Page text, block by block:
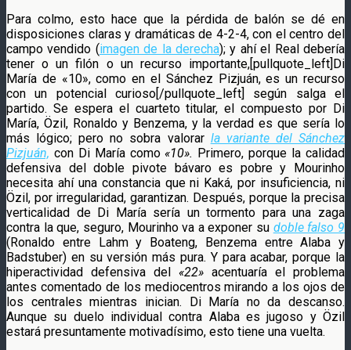
Para colmo, esto hace que la pérdida de balón se dé en
disposiciones claras y dramáticas de 4-2-4, con el centro del
campo vendido (imagen de la derecha); y ahí el Real debería
tener o un filón o un recurso importante,[pullquote_left]Di
María de «10», como en el Sánchez Pizjuán, es un recurso
con un potencial curioso[/pullquote_left] según salga el
partido. Se espera el cuarteto titular, el compuesto por Di
María, Özil, Ronaldo y Benzema, y la verdad es que sería lo
más lógico; pero no sobra valorar la variante del Sánchez
Pizjuán, con Di María como«10». Primero, porque la calidad
defensiva del doble pivote bávaro es pobre y Mourinho
necesita ahí una constancia que ni Kaká, por insuficiencia, ni
Özil, por irregularidad, garantizan. Después, porque la precisa
verticalidad de Di María sería un tormento para una zaga
contra la que, seguro, Mourinho va a exponer su doble falso 9
(Ronaldo entre Lahm y Boateng, Benzema entre Alaba y
Badstuber) en su versión más pura. Y para acabar, porque la
hiperactividad defensiva del «22» acentuaría el problema
antes comentado de los mediocentros mirando a los ojos de
los centrales mientras inician. Di María no da descanso.
Aunque su duelo individual contra Alaba es jugoso y Özil
estará presuntamente motivadísimo, esto tiene una vuelta.